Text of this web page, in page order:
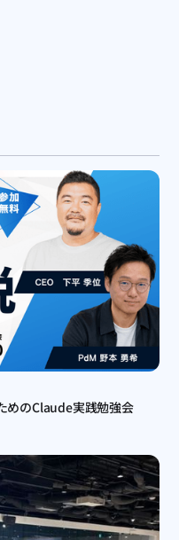
めのClaude実践勉強会